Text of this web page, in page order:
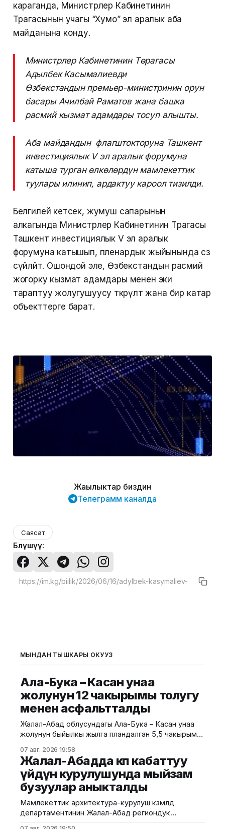
караганда, Министрлер Кабинетинин
Төрагасынын учагы “Хумо” эл аралык аба
майданына конду.
Министрлер Кабинетинин Төрагасы
Адылбек Касымалиевди
Өзбекстандын премьер-министринин орун
басары Ачилбай Раматов жана башка
расмий кызмат адамдары тосуп алышты.
Аба майдандын флагштокторуна Ташкент
инвестициялык V эл аралык форумуна
катыша турган өлкөлөрдүн мамлекеттик
туулары илинип, ардактуу кароол тизилди.
Белгилей кетсек, жумуш сапарынын
алкагында Министрлер Кабинетинин Төрагасы
Ташкент инвестициялык V эл аралык
форумуна катышып, пленардык жыйынында сөз
сүйлөйт. Ошондой эле, Өзбекстандын расмий
жогорку кызмат адамдары менен эки
тараптуу жолугушуусу өткөрүлөт жана бир катар
объекттерге барат.
Жаңылыктар биздин
Телеграмм каналда
Саясат
Бөлүшүү:
МЫНДАН ТЫШКАРЫ ОКУҢУЗ
Ала-Бука – Касан унаа
жолунун 12 чакырымы толугу
менен асфальтталды
Жалал-Абад облусундагы Ала-Бука – Касан унаа
жолунун быйылкы жылга пландалган 5,5 чакырым
аяктады. Транспорт жана коммуникациялар
министрлигинин маалыматына ылайык, жол куруу
иштери №17 Жол эксплуатациялоо мекемеси
тарабынан белгиленген графикке ылайык,
курулуштун сапат талаптарын сактоо менен
жүргүзүлдү. Аталган жолдун жалпы 12 чакырымына
07 авг. 2026 19:58
Жалал-Абадда көп кабаттуу
үйдүн курулушунда мыйзам
бузуулар аныкталды
Мамлекеттик архитектура-курулуш көзөмөлдөө
департаментинин Жалал-Абад региондук